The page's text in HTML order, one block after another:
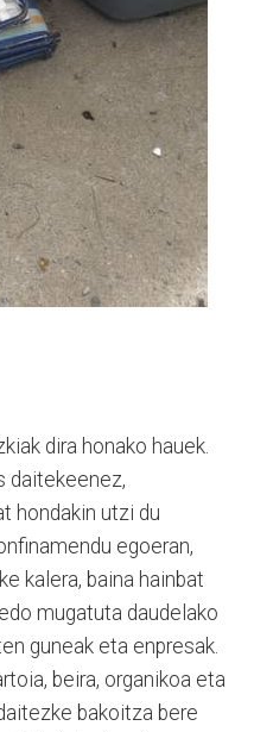
dira honako hauek.
daitekeenez,
hondakin utzi du
egoeran,
kalera, baina hainbat
mugatuta daudelako
guneak eta enpresak.
beira, organikoa eta
bakoitza bere